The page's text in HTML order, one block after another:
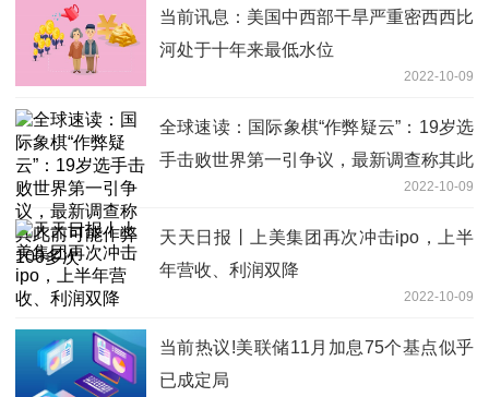
当前讯息：美国中西部干旱严重密西西比
河处于十年来最低水位
2022-10-09
全球速读：国际象棋“作弊疑云”：19岁选
手击败世界第一引争议，最新调查称其此
2022-10-09
天天日报丨上美集团再次冲击ipo，上半
年营收、利润双降
2022-10-09
当前热议!美联储11月加息75个基点似乎
已成定局